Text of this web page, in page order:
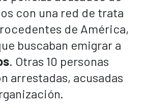
con una red de trata
de América,
buscaban emigrar a
. Otras 10 personas
arrestadas, acusadas